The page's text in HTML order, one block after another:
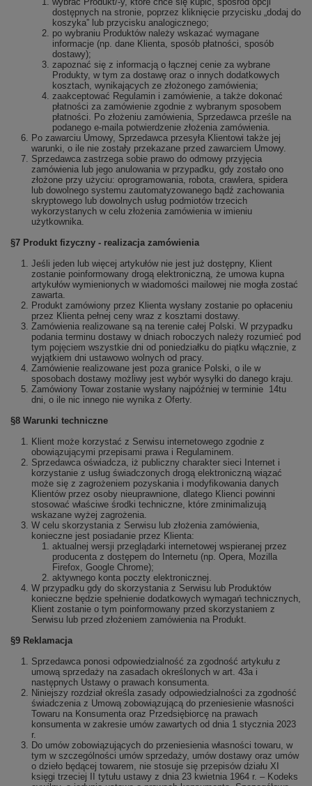
dostępnych na stronie, poprzez kliknięcie przycisku „dodaj do
koszyka” lub przycisku analogicznego;
po wybraniu Produktów należy wskazać wymagane
informacje (np. dane Klienta, sposób płatności, sposób
dostawy);
zapoznać się z informacją o łącznej cenie za wybrane
Produkty, w tym za dostawę oraz o innych dodatkowych
kosztach, wynikających ze złożonego zamówienia;
zaakceptować Regulamin i zamówienie, a także dokonać
płatności za zamówienie zgodnie z wybranym sposobem
płatności. Po złożeniu zamówienia, Sprzedawca prześle na
podanego e-maila potwierdzenie złożenia zamówienia.
Po zawarciu Umowy, Sprzedawca przesyła Klientowi także jej
warunki, o ile nie zostały przekazane przed zawarciem Umowy.
Sprzedawca zastrzega sobie prawo do odmowy przyjęcia
zamówienia lub jego anulowania w przypadku, gdy zostało ono
złożone przy użyciu: oprogramowania, robota, crawlera, spidera
lub dowolnego systemu zautomatyzowanego bądź zachowania
skryptowego lub dowolnych usług podmiotów trzecich
wykorzystanych w celu złożenia zamówienia w imieniu
użytkownika.
§7 Produkt fizyczny - realizacja zamówienia
Jeśli jeden lub więcej artykułów nie jest już dostępny, Klient
zostanie poinformowany drogą elektroniczną, że umowa kupna
artykułów wymienionych w wiadomości mailowej nie mogła zostać
zawarta.
Produkt zamówiony przez Klienta wysłany zostanie po opłaceniu
przez Klienta pełnej ceny wraz z kosztami dostawy.
Zamówienia realizowane są na terenie całej Polski. W przypadku
podania terminu dostawy w dniach roboczych należy rozumieć pod
tym pojęciem wszystkie dni od poniedziałku do piątku włącznie, z
wyjątkiem dni ustawowo wolnych od pracy.
Zamówienie realizowane jest poza granice Polski, o ile w
sposobach dostawy możliwy jest wybór wysyłki do danego kraju.
Zamówiony Towar zostanie wysłany najpóźniej w terminie 14tu
dni, o ile nic innego nie wynika z Oferty.
§8 Warunki techniczne
Klient może korzystać z Serwisu internetowego zgodnie z
obowiązującymi przepisami prawa i Regulaminem.
Sprzedawca oświadcza, iż publiczny charakter sieci Internet i
korzystanie z usług świadczonych drogą elektroniczną wiązać
może się z zagrożeniem pozyskania i modyfikowania danych
Klientów przez osoby nieuprawnione, dlatego Klienci powinni
stosować właściwe środki techniczne, które zminimalizują
wskazane wyżej zagrożenia.
W celu skorzystania z Serwisu lub złożenia zamówienia,
konieczne jest posiadanie przez Klienta:
aktualnej wersji przeglądarki internetowej wspieranej przez
producenta z dostępem do Internetu (np. Opera, Mozilla
Firefox, Google Chrome);
aktywnego konta poczty elektronicznej.
W przypadku gdy do skorzystania z Serwisu lub Produktów
konieczne będzie spełnienie dodatkowych wymagań technicznych,
Klient zostanie o tym poinformowany przed skorzystaniem z
Serwisu lub przed złożeniem zamówienia na Produkt.
§9 Reklamacja
Sprzedawca ponosi odpowiedzialność za zgodność artykułu z
umową sprzedaży na zasadach określonych w art. 43a i
następnych Ustawy o prawach konsumenta.
Niniejszy rozdział określa zasady odpowiedzialności za zgodność
świadczenia z Umową zobowiązującą do przeniesienie własności
Towaru na Konsumenta oraz Przedsiębiorcę na prawach
konsumenta w zakresie umów zawartych od dnia 1 stycznia 2023
r.
Do umów zobowiązujących do przeniesienia własności towaru, w
tym w szczególności umów sprzedaży, umów dostawy oraz umów
o dzieło będącej towarem, nie stosuje się przepisów działu XI
księgi trzeciej II tytułu ustawy z dnia 23 kwietnia 1964 r. – Kodeks